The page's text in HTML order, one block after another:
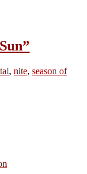
, nite, season of